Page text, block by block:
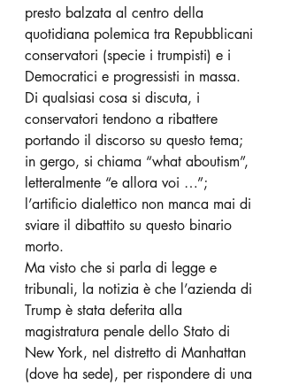
presto balzata al centro della
quotidiana polemica tra Repubblicani
conservatori (specie i trumpisti) e i
Democratici e progressisti in massa.
Di qualsiasi cosa si discuta, i
conservatori tendono a ribattere
portando il discorso su questo tema;
in gergo, si chiama “what aboutism”,
letteralmente “e allora voi …”;
l’artificio dialettico non manca mai di
sviare il dibattito su questo binario
morto.
Ma visto che si parla di legge e
tribunali, la notizia è che l’azienda di
Trump è stata deferita alla
magistratura penale dello Stato di
New York, nel distretto di Manhattan
(dove ha sede), per rispondere di una